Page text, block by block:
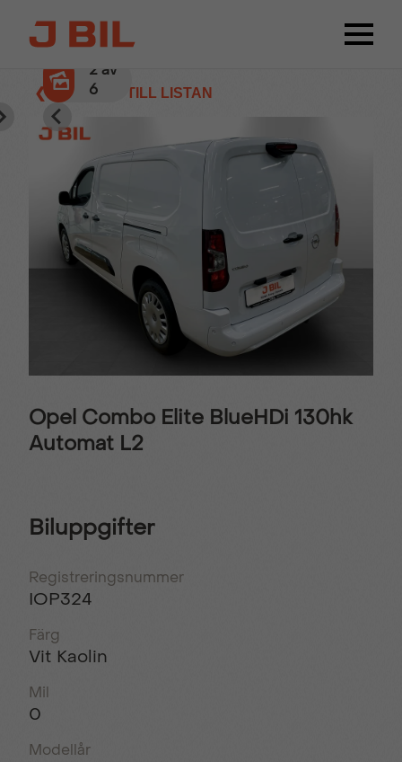
❮ TILLBAKA TILL LISTAN
2av
6
Opel Combo Elite BlueHDi 130hk
Automat L2
Biluppgifter
Registreringsnummer
IOP324
Färg
Vit Kaolin
Mil
0
Modellår